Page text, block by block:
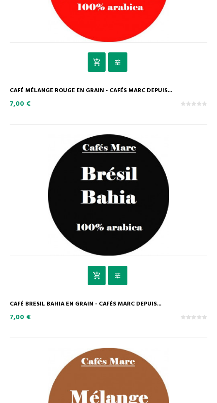
CAFÉ MÉLANGE ROUGE EN GRAIN - CAFÉS MARC DEPUIS...
7,00 €
CAFÉ BRESIL BAHIA EN GRAIN - CAFÉS MARC DEPUIS...
7,00 €